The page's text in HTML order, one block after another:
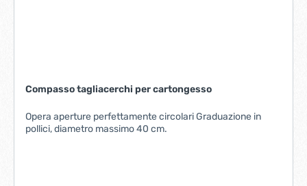
Compasso tagliacerchi per cartongesso
Opera aperture perfettamente circolari Graduazione in
pollici, diametro massimo 40 cm.